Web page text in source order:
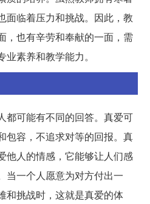
面临着压力和挑战。因此，教
，也有辛劳和奉献的一面，需
素养和教学能力。
都可能有不同的回答。真爱可
包容，不追求对等的回报。真
他人的情感，它能够让人们感
当一个人愿意为对方付出一
和挑战时，这就是真爱的体